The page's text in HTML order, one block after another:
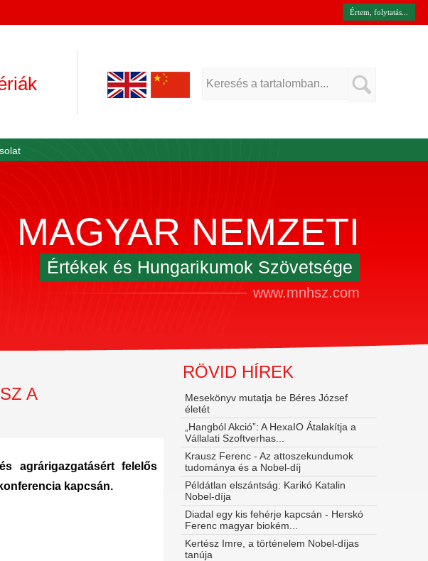
Értem, folytatás...
MAGYAR NEMZETI
Értékek és Hungarikumok Szövetsége
www.mnhsz.com
A
agrárigazgatásért felelős
kapcsán.
RÖVID HÍREK
Mesekönyv mutatja be Béres József
életét
„Hangból Akció”: A HexaIO Átalakítja a
Vállalati Szoftverhas...
Krausz Ferenc - Az attoszekundumok
tudománya és a Nobel‑díj
Példátlan elszántság: Karikó Katalin
Nobel-díja
Diadal egy kis fehérje kapcsán - Herskó
Ferenc magyar biokém...
Kertész Imre, a történelem Nobel-díjas
tanúja